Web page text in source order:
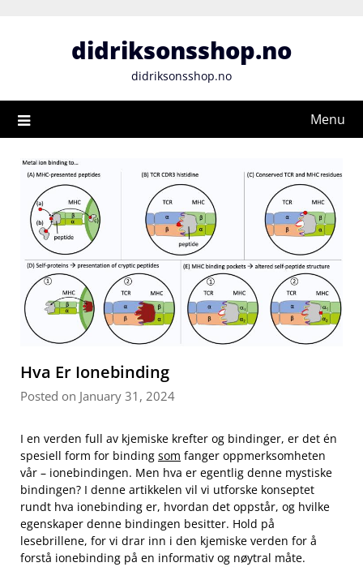
didriksonsshop.no
didriksonsshop.no
Menu
Hva Er Ionebinding
Posted on January 31, 2024
I en verden full av kjemiske ⁢krefter og bindinger, er det én
spesiell ‌form for binding som fanger oppmerksomheten
vår – ionebindingen. Men​ hva er egentlig denne mystiske
bindingen? I denne artikkelen vil vi utforske konseptet
rundt hva ionebinding er,⁢ hvordan det‌ oppstår, og hvilke
egenskaper denne bindingen besitter. Hold på
lesebrillene, for vi drar inn i den kjemiske verden‍ for å‍
forstå ionebinding ⁢på en ‌informativ og nøytral måte.